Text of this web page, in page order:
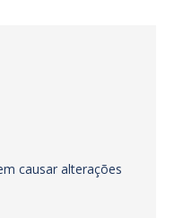
causar alterações